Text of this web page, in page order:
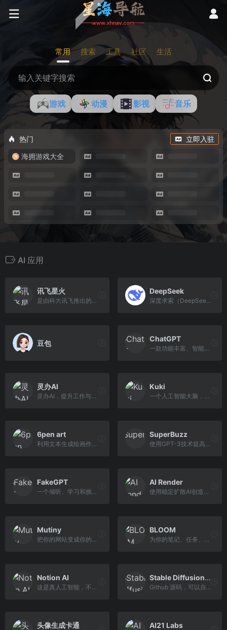
常用 搜索 工具 社区 生活
游戏 动漫 影视 音乐
热门
立即入驻
海拥游戏大全
AI 应用
讯飞星火
是由科大讯飞推出的新一代认...
DeepSeek
深度求索（DeepSeek）助力编...
豆包
ChatGPT
一款功能丰富、智能化、易用...
灵办AI
灵办AI，提升工作与学习效率...
Kuki
一个人工智能大脑，旨在为人...
6pen art
利用文本生成绘画作品的产品
SuperBuzz
使用GPT-3技术提高保留流量和...
FakeGPT
一个倾听、学习和挑战的对话...
AI Render
使用稳定扩散AI创造令人惊奇...
Mutiny
把你的网站变成你的第一收入渠道
BLOOM
为你的笔记、任务、维基和数...
Notion AI
这是真人工智能，不是人工智障
Stable Diffusion WebUI
Github 源码，可以自己搭建一...
头像生成卡通 AI21 Labs